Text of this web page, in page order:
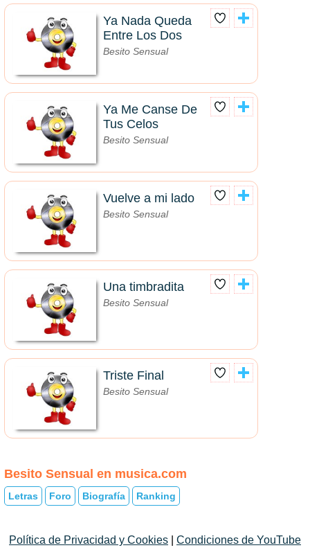
Ya Nada Queda
Entre Los Dos
Besito Sensual
Ya Me Canse De
Tus Celos
Besito Sensual
Vuelve a mi lado
Besito Sensual
Una timbradita
Besito Sensual
Triste Final
Besito Sensual
Besito Sensual en musica.com
Letras Foro Biografía Ranking
Política de Privacidad y Cookies Condiciones de YouTube